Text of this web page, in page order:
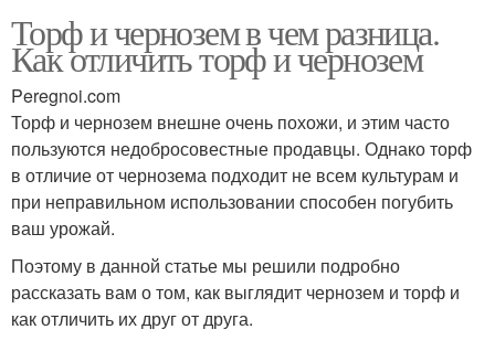
Торф и чернозем в чем разница.
Как отличить торф и чернозем
Peregnoi.com
Торф и чернозем внешне очень похожи, и этим часто
пользуются недобросовестные продавцы. Однако торф
в отличие от чернозема подходит не всем культурам и
при неправильном использовании способен погубить
ваш урожай.
Поэтому в данной статье мы решили подробно
рассказать вам о том, как выглядит чернозем и торф и
как отличить их друг от друга.